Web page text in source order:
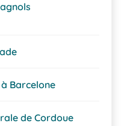
Barcelone
de Cordoue